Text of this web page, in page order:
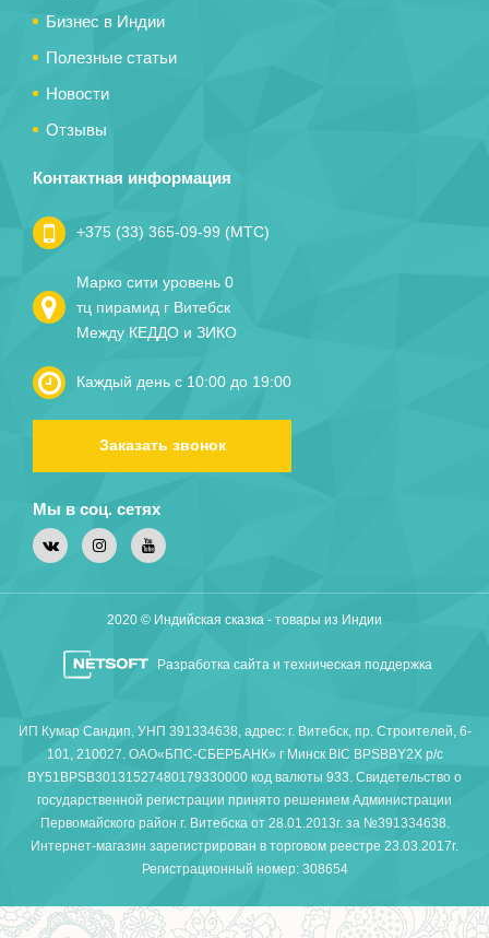
Бизнес в Индии
Полезные статьи
Новости
Отзывы
Контактная информация
+375 (33) 365-09-99 (МТС)
Марко сити уровень 0
тц пирамид г Витебск
Между КЕДДО и ЗИКО
Каждый день с 10:00 до 19:00
Заказать звонок
Мы в соц. сетях
Разработка сайта и техническая поддержка
2020 © Индийская сказка - товары из Индии
ИП Кумар Сандип, УНП 391334638, адрес: г. Витебск, пр. Строителей, 6-
101, 210027. ОАО«БПС-СБЕРБАНК» г Минск BIC BPSBBY2X р/с
BY51BPSB30131527480179330000 код валюты 933. Свидетельство о
государственной регистрации принято решением Администрации
Первомайского район г. Витебска от 28.01.2013г. за №391334638.
Интернет-магазин зарегистрирован в торговом реестре 23.03.2017г.
Регистрационный номер: 308654